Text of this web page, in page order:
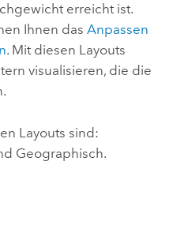
erreicht ist.
Ihnen das Anpassen
. Mit diesen Layouts
visualisieren, die die
Layouts sind:
Geographisch.